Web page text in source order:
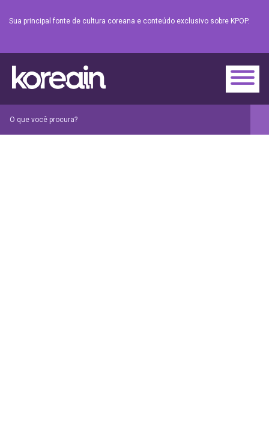
Sua principal fonte de cultura coreana e conteúdo exclusivo sobre KPOP.